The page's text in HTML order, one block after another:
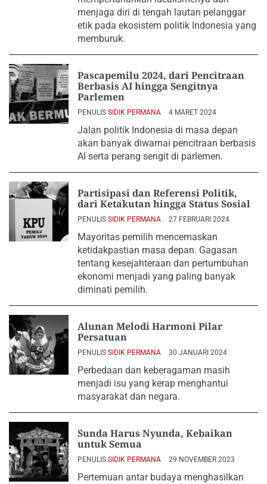
menjaga diri di tengah lautan pelanggar
etik pada ekosistem politik Indonesia yang
memburuk.
Pascapemilu 2024, dari Pencitraan
Berbasis AI hingga Sengitnya
Parlemen
PENULIS SIDIK PERMANA 4 MARET 2024
Jalan politik Indonesia di masa depan
akan banyak diwarnai pencitraan berbasis
AI serta perang sengit di parlemen.
Partisipasi dan Referensi Politik,
dari Ketakutan hingga Status Sosial
PENULIS SIDIK PERMANA 27 FEBRUARI 2024
Mayoritas pemilih mencemaskan
ketidakpastian masa depan. Gagasan
tentang kesejahteraan dan pertumbuhan
ekonomi menjadi yang paling banyak
diminati pemilih.
Alunan Melodi Harmoni Pilar
Persatuan
PENULIS SIDIK PERMANA 30 JANUARI 2024
Perbedaan dan keberagaman masih
menjadi isu yang kerap menghantui
masyarakat dan negara.
Sunda Harus Nyunda, Kebaikan
untuk Semua
PENULIS SIDIK PERMANA 29 NOVEMBER 2023
Pertemuan antar budaya menghasilkan